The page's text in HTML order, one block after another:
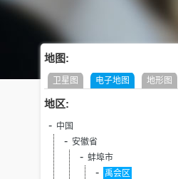
地图:
卫星图 电子地图 地形图
地区:
中国
安徽省
蚌埠市
禹会区